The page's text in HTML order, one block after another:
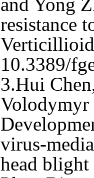
resistance
10.3389/
3.Hui
Volodymyr
virus-
head blight